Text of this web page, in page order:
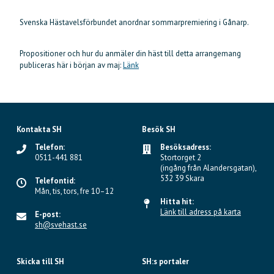
Svenska Hästavelsförbundet anordnar sommarpremiering i Gånarp.
Propositioner och hur du anmäler din häst till detta arrangemang
publiceras här i början av maj:Länk
Kontakta SH
Telefon:
0511-441 881
Telefontid:
Mån, tis, tors, fre 10–12
E-post:
sh@svehast.se
Besök SH
Besöksadress:
Stortorget 2
(ingång från Alandersgatan),
532 39 Skara
Hitta hit:
Länk till adress på karta
Skicka till SH SH:s portaler